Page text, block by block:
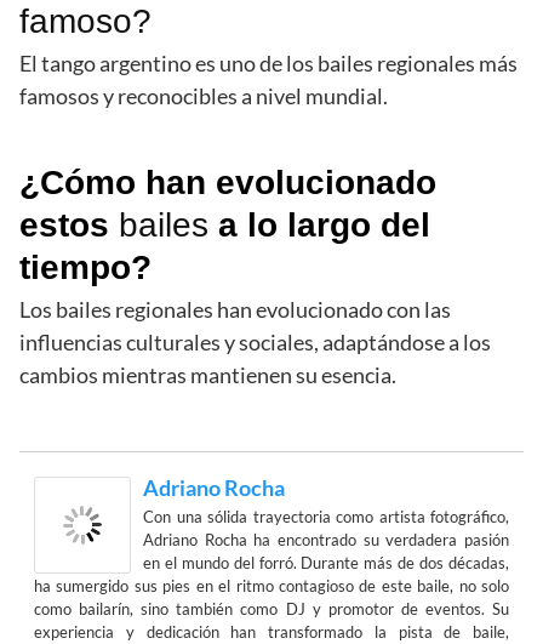
famoso?
El tango argentino es uno de los bailes regionales más
famosos y reconocibles a nivel mundial.
¿Cómo han evolucionado
estos bailes a lo largo del
tiempo?
Los bailes regionales han evolucionado con las
influencias culturales y sociales, adaptándose a los
cambios mientras mantienen su esencia.
Adriano Rocha
Con una sólida trayectoria como artista fotográfico,
Adriano Rocha ha encontrado su verdadera pasión
en el mundo del forró. Durante más de dos décadas,
ha sumergido sus pies en el ritmo contagioso de este baile, no solo
como bailarín, sino también como DJ y promotor de eventos. Su
experiencia y dedicación han transformado la pista de baile,